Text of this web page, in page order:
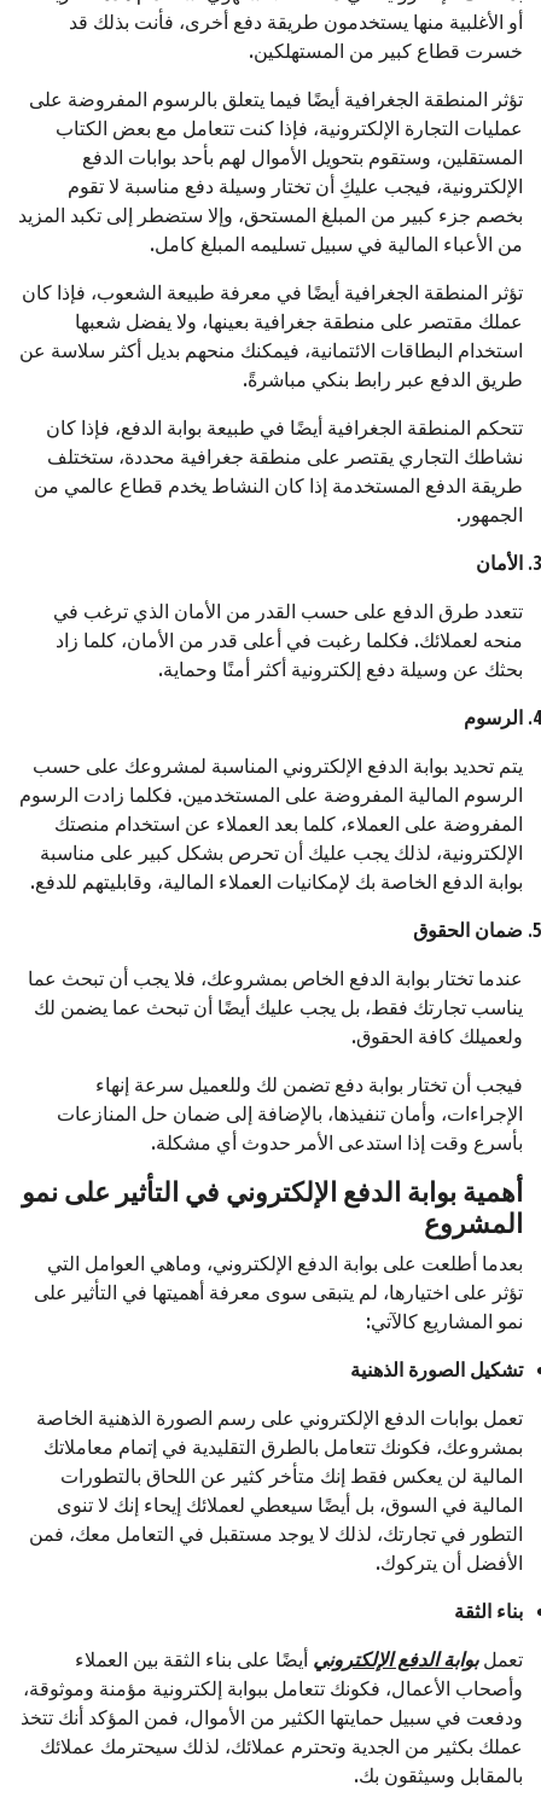
أو الأغلبية منها يستخدمون طريقة دفع أخرى، فأنت بذلك قد
خسرت قطاع كبير من المستهلكين.
تؤثر المنطقة الجغرافية أيضًا فيما يتعلق بالرسوم المفروضة على
عمليات التجارة الإلكترونية، فإذا كنت تتعامل مع بعض الكتاب
المستقلين، وستقوم بتحويل الأموال لهم بأحد بوابات الدفع
الإلكترونية، فيجب عليكِ أن تختار وسيلة دفع مناسبة لا تقوم
بخصم جزء كبير من المبلغ المستحق، وإلا ستضطر إلى تكبد المزيد
من الأعباء المالية في سبيل تسليمه المبلغ كامل.
تؤثر المنطقة الجغرافية أيضًا في معرفة طبيعة الشعوب، فإذا كان
عملك مقتصر على منطقة جغرافية بعينها، ولا يفضل شعبها
استخدام البطاقات الائتمانية، فيمكنك منحهم بديل أكثر سلاسة عن
طريق الدفع عبر رابط بنكي مباشرةً.
تتحكم المنطقة الجغرافية أيضًا في طبيعة بوابة الدفع، فإذا كان
نشاطك التجاري يقتصر على منطقة جغرافية محددة، ستختلف
طريقة الدفع المستخدمة إذا كان النشاط يخدم قطاع عالمي من
الجمهور.
الأمان
تتعدد طرق الدفع على حسب القدر من الأمان الذي ترغب في
منحه لعملائك. فكلما رغبت في أعلى قدر من الأمان، كلما زاد
بحثك عن وسيلة دفع إلكترونية أكثر أمنًا وحماية.
الرسوم
يتم تحديد بوابة الدفع الإلكتروني المناسبة لمشروعك على حسب
الرسوم المالية المفروضة على المستخدمين. فكلما زادت الرسوم
المفروضة على العملاء، كلما بعد العملاء عن استخدام منصتك
الإلكترونية، لذلك يجب عليك أن تحرص بشكل كبير على مناسبة
بوابة الدفع الخاصة بك لإمكانيات العملاء المالية، وقابليتهم للدفع.
ضمان الحقوق
عندما تختار بوابة الدفع الخاص بمشروعك، فلا يجب أن تبحث عما
يناسب تجارتك فقط، بل يجب عليك أيضًا أن تبحث عما يضمن لك
ولعميلك كافة الحقوق.
فيجب أن تختار بوابة دفع تضمن لك وللعميل سرعة إنهاء
الإجراءات، وأمان تنفيذها، بالإضافة إلى ضمان حل المنازعات
بأسرع وقت إذا استدعى الأمر حدوث أي مشكلة.
أهمية بوابة الدفع الإلكتروني في التأثير على نمو
المشروع
بعدما أطلعت على بوابة الدفع الإلكتروني، وماهي العوامل التي
تؤثر على اختيارها، لم يتبقى سوى معرفة أهميتها في التأثير على
نمو المشاريع كالآتي:
تشكيل الصورة الذهنية
تعمل بوابات الدفع الإلكتروني على رسم الصورة الذهنية الخاصة
بمشروعك، فكونك تتعامل بالطرق التقليدية في إتمام معاملاتك
المالية لن يعكس فقط إنك متأخر كثير عن اللحاق بالتطورات
المالية في السوق، بل أيضًا سيعطي لعملائك إيحاء إنك لا تنوى
التطور في تجارتك، لذلك لا يوجد مستقبل في التعامل معك، فمن
الأفضل أن يتركوك.
بناء الثقة
تعملبوابة الدفع الإلكتروني أيضًا على بناء الثقة بين العملاء
وأصحاب الأعمال، فكونك تتعامل ببوابة إلكترونية مؤمنة وموثوقة،
ودفعت في سبيل حمايتها الكثير من الأموال، فمن المؤكد أنك تتخذ
عملك بكثير من الجدية وتحترم عملائك، لذلك سيحترمك عملائك
بالمقابل وسيثقون بك.